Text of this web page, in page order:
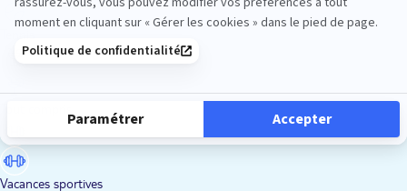
Vacances sportives